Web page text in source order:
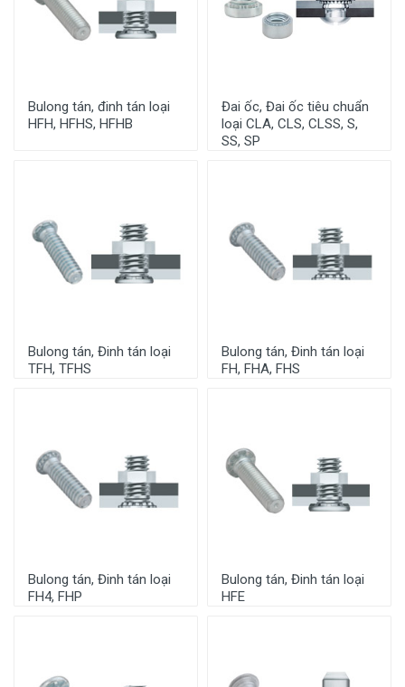
Bulong tán, đinh tán loại
HFH, HFHS, HFHB
Đai ốc, Đai ốc tiêu chuẩn
loại CLA, CLS, CLSS, S,
SS, SP
Bulong tán, Đinh tán loại
TFH, TFHS
Bulong tán, Đinh tán loại
FH, FHA, FHS
Bulong tán, Đinh tán loại
FH4, FHP
Bulong tán, Đinh tán loại
HFE